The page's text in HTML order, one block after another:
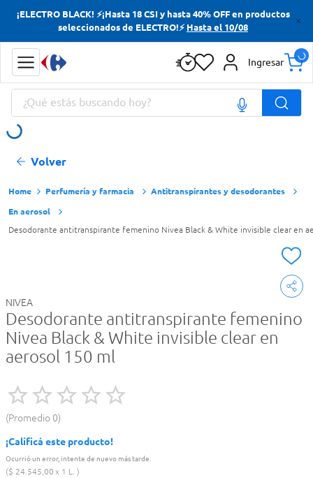
¡ELECTRO BLACK! ⚡¡Hasta 18 CSI y hasta 40% OFF en productos
seleccionados de ELECTRO!⚡ Hasta el 10/08
Ingresar
¿Qué estás buscando hoy?
Volver
Perfumería y farmacia
Antitranspirantes y desodorantes
En aerosol
Desodorante antitranspirante femenino Nivea Black & White invisible clear en
NIVEA
Desodorante antitranspirante femenino
Nivea Black & White invisible clear en
aerosol 150 ml
Promedio 0
¡Calificá este producto!
Ocurrió un error, intente de nuevo más tarde.
$ 24.545,00 1 L.
Términos más buscados
Yerba
Cerveza
Papas Fritas
Términos más buscados
Yerba
Cerveza
Papas Fritas